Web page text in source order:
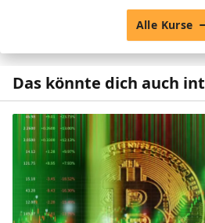
Alle Kurse
Das könnte dich auch